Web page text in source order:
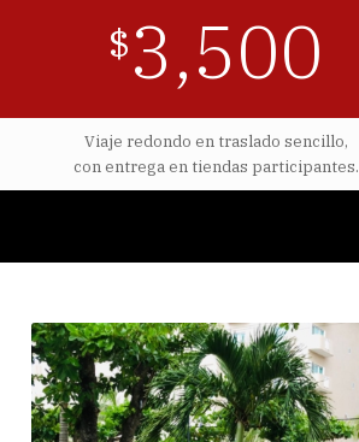
$3,500
Viaje redondo en traslado sencillo,
con entrega en tiendas participantes.